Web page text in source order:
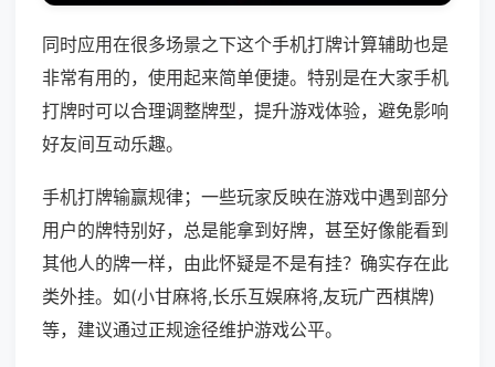
同时应用在很多场景之下这个手机打牌计算辅助也是
非常有用的，使用起来简单便捷。特别是在大家手机
打牌时可以合理调整牌型，提升游戏体验，避免影响
好友间互动乐趣。
手机打牌输赢规律；一些玩家反映在游戏中遇到部分
用户的牌特别好，总是能拿到好牌，甚至好像能看到
其他人的牌一样，由此怀疑是不是有挂？确实存在此
类外挂。如(小甘麻将,长乐互娱麻将,友玩广西棋牌)
等，建议通过正规途径维护游戏公平。